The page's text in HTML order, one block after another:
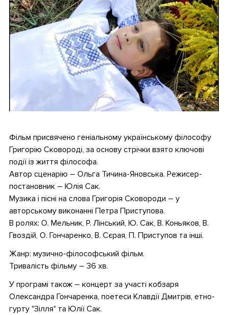
Фільм присвячено геніальному українському філософу
Григорію Сковороді, за основу стрічки взято ключові
події із життя філософа.
Автор сценарію – Ольга Тичина-Яновська. Режисер-
постановник – Юлія Сак.
Музика і пісні на слова Григорія Сковороди – у
авторському виконанні Петра Приступова.
В ролях: О. Мельник, Р. Лінський, Ю. Сак, В. Коньяков, В.
Гвоздій, О. Гончаренко, В. Сєрая, П. Приступов та інші.
Жанр: музично-філософський фільм.
Тривалість фільму – 36 хв.
У програмі також – концерт за участі кобзаря
Олександра Гончаренка, поетеси Клавдії Дмитрів, етно-
гурту "Зілля" та Юлії Сак.